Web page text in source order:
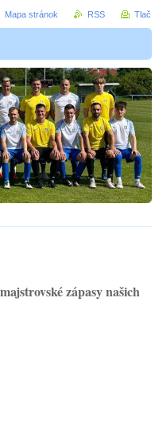
zápasy našich
Mapa stránok RSS Tlač